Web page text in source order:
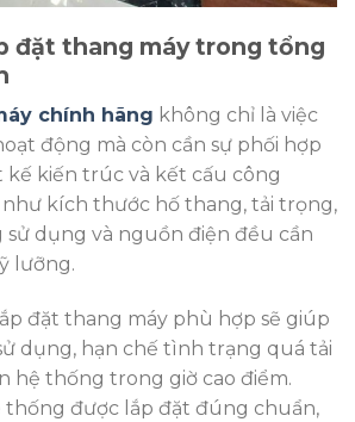
đặt thang máy trong tổng
chính hãng không chỉ là việc
động mà còn cần sự phối hợp
kế kiến trúc và kết cấu công
kích thước hố thang, tải trọng,
dụng và nguồn điện đều cần
lưỡng.
đặt thang máy phù hợp sẽ giúp
dụng, hạn chế tình trạng quá tải
hệ thống trong giờ cao điểm.
thống được lắp đặt đúng chuẩn,